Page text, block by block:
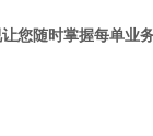
您随时掌握每单业